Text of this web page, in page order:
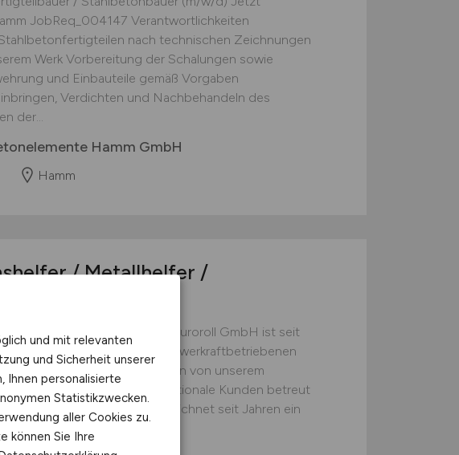
JobReq_004147 Verantwortlichkeiten
nach technischen Zeichnungen
Werk Vorbereitung der Schalungen sowie
und Einbauteile gemäß Vorgaben
Verdichten und Nachbehandeln des
der...
Hamm GmbH
Hamm
/ Metallhelfer /
Werne Bewerben Die Euroroll GmbH ist seit
Spezialisten in der schwerkraftbetriebenen
Seit 40 Jahren werden von unserem
nationale sowie internationale Kunden betreut
Branche der Intralogistik verzeichnet seit Jahren ein
und mit relevanten
und Sicherheit unserer
Ihnen personalisierte
Statistikzwecken.
aller Cookies zu.
können Sie Ihre